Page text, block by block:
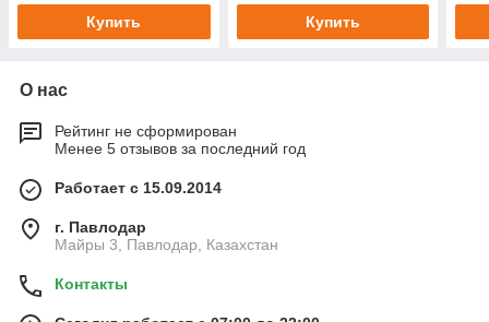
Купить Купить
О нас
Рейтинг не сформирован
Менее 5 отзывов за последний год
Работает с 15.09.2014
г. Павлодар
Майры 3, Павлодар, Казахстан
Контакты